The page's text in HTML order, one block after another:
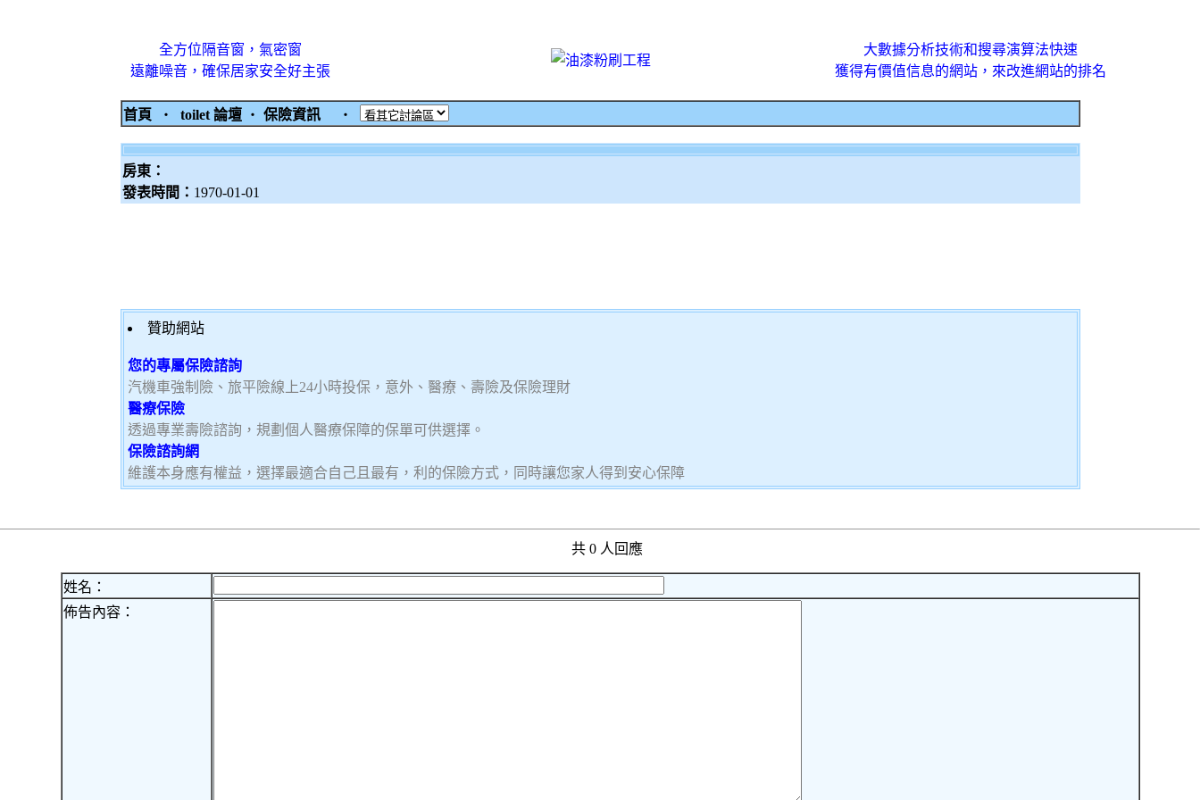
全方位隔音窗，氣密窗
遠離噪音，確保居家安全好主張
大數據分析技術和搜尋演算法快速
獲得有價值信息的網站，來改進網站的排名
首頁 ‧ toilet 論壇 ‧ 保險資訊 ‧
房東：
發表時間： 1970-01-01
贊助網站
您的專屬保險諮詢
汽機車強制險、旅平險線上24小時投保，意外、醫療、壽險及保險理財
醫療保險
透過專業壽險諮詢，規劃個人醫療保障的保單可供選擇。
保險諮詢網
維護本身應有權益，選擇最適合自己且最有，利的保險方式，同時讓您家人得到安心保障
共 0 人回應
姓名：
佈告內容：